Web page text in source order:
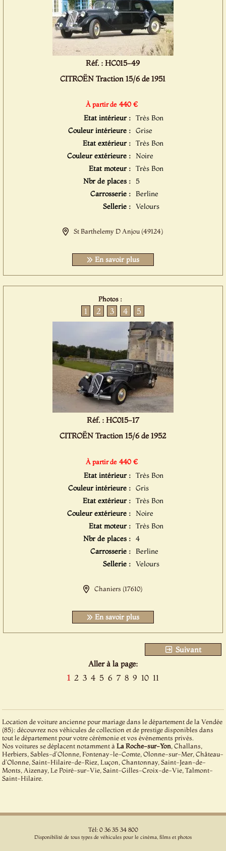
Réf. : HC015-49
CITROËN Traction 15/6 de 1951
À partir de 440 €
Etat intérieur : Très Bon
Couleur intérieure : Grise
Etat extérieur : Très Bon
Couleur extérieure : Noire
Etat moteur : Très Bon
Nbr de places : 5
Carrosserie : Berline
Sellerie : Velours
St Barthelemy D Anjou (49124)
En savoir plus
Photos :
1 2 3 4 5
Réf. : HC015-17
CITROËN Traction 15/6 de 1952
À partir de 440 €
Etat intérieur : Très Bon
Couleur intérieure : Gris
Etat extérieur : Très Bon
Couleur extérieure : Noire
Etat moteur : Très Bon
Nbr de places : 4
Carrosserie : Berline
Sellerie : Velours
Chaniers (17610)
En savoir plus
Suivant
Aller à la page:
1 2 3 4 5 6 7 8 9 10 11
Location de voiture ancienne pour mariage dans le département de la Vendée
(85): découvrez nos véhicules de collection et de prestige disponibles dans
tout le département pour votre cérémonie et vos événements privés.
Nos voitures se déplacent notamment àLa Roche-sur-Yon , Challans,
Herbiers, Sables-d'Olonne, Fontenay-le-Comte, Olonne-sur-Mer, Château-
d'Olonne, Saint-Hilaire-de-Riez, Luçon, Chantonnay, Saint-Jean-de-
Monts, Aizenay, Le Poiré-sur-Vie, Saint-Gilles-Croix-de-Vie, Talmont-
Saint-Hilaire.
Tél: 0 36 35 34 800
Disponibilité de tous types de véhicules pour le cinéma, films et photos